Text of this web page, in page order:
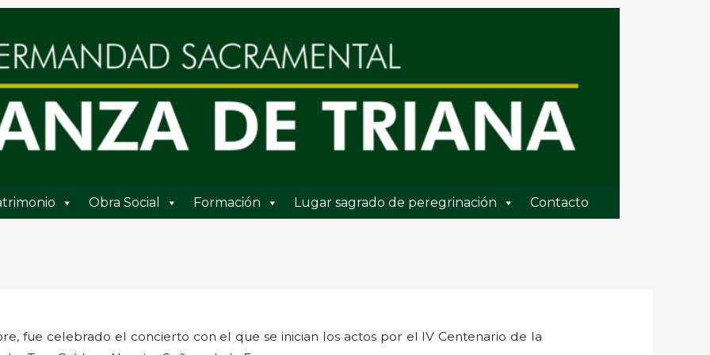
Obra Social Formación Lugar sagrado de peregrinación Contacto
fue celebrado el concierto con el que se inician los actos por el IV Centenario de la